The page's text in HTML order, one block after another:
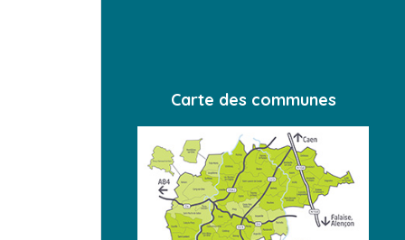
Carte des communes